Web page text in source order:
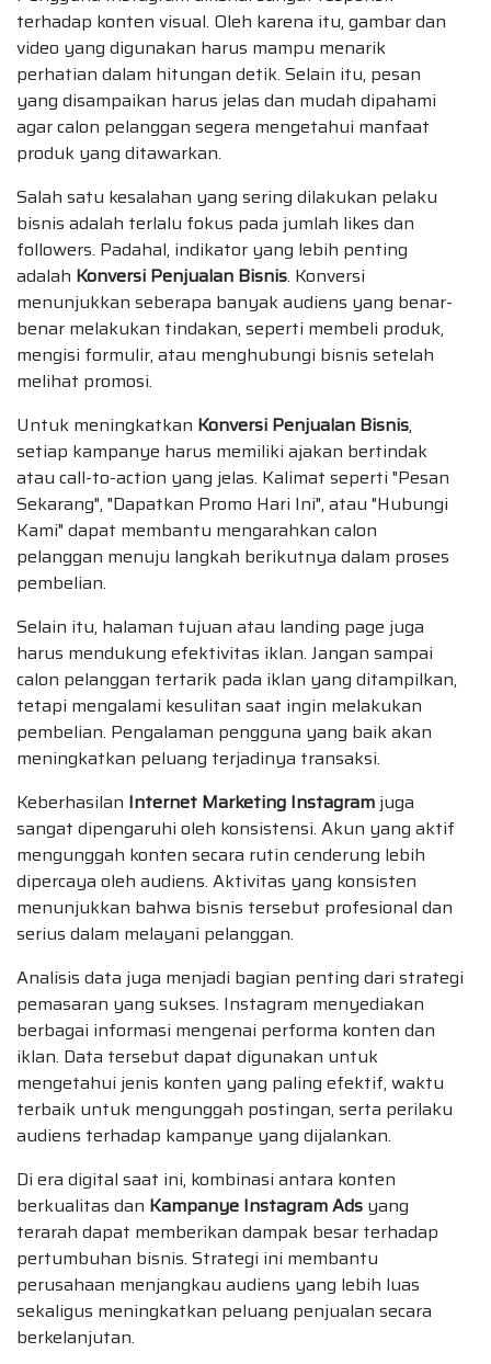
terhadap konten visual. Oleh karena itu, gambar dan
video yang digunakan harus mampu menarik
perhatian dalam hitungan detik. Selain itu, pesan
yang disampaikan harus jelas dan mudah dipahami
agar calon pelanggan segera mengetahui manfaat
produk yang ditawarkan.
Salah satu kesalahan yang sering dilakukan pelaku
bisnis adalah terlalu fokus pada jumlah likes dan
followers. Padahal, indikator yang lebih penting
adalah Konversi Penjualan Bisnis. Konversi
menunjukkan seberapa banyak audiens yang benar-
benar melakukan tindakan, seperti membeli produk,
mengisi formulir, atau menghubungi bisnis setelah
melihat promosi.
Untuk meningkatkan Konversi Penjualan Bisnis,
setiap kampanye harus memiliki ajakan bertindak
atau call-to-action yang jelas. Kalimat seperti "Pesan
Sekarang", "Dapatkan Promo Hari Ini", atau "Hubungi
Kami" dapat membantu mengarahkan calon
pelanggan menuju langkah berikutnya dalam proses
pembelian.
Selain itu, halaman tujuan atau landing page juga
harus mendukung efektivitas iklan. Jangan sampai
calon pelanggan tertarik pada iklan yang ditampilkan,
tetapi mengalami kesulitan saat ingin melakukan
pembelian. Pengalaman pengguna yang baik akan
meningkatkan peluang terjadinya transaksi.
Keberhasilan Internet Marketing Instagram juga
sangat dipengaruhi oleh konsistensi. Akun yang aktif
mengunggah konten secara rutin cenderung lebih
dipercaya oleh audiens. Aktivitas yang konsisten
menunjukkan bahwa bisnis tersebut profesional dan
serius dalam melayani pelanggan.
Analisis data juga menjadi bagian penting dari strategi
pemasaran yang sukses. Instagram menyediakan
berbagai informasi mengenai performa konten dan
iklan. Data tersebut dapat digunakan untuk
mengetahui jenis konten yang paling efektif, waktu
terbaik untuk mengunggah postingan, serta perilaku
audiens terhadap kampanye yang dijalankan.
Di era digital saat ini, kombinasi antara konten
berkualitas dan Kampanye Instagram Ads yang
terarah dapat memberikan dampak besar terhadap
pertumbuhan bisnis. Strategi ini membantu
perusahaan menjangkau audiens yang lebih luas
sekaligus meningkatkan peluang penjualan secara
berkelanjutan.